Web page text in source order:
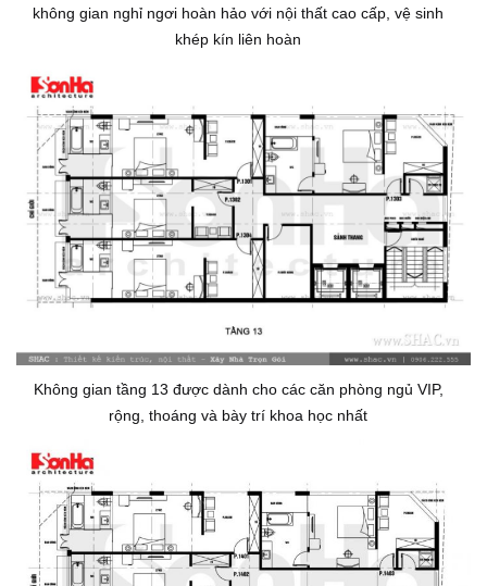
không gian nghỉ ngơi hoàn hảo với nội thất cao cấp, vệ sinh
khép kín liên hoàn
Không gian tầng 13 được dành cho các căn phòng ngủ VIP,
rộng, thoáng và bày trí khoa học nhất